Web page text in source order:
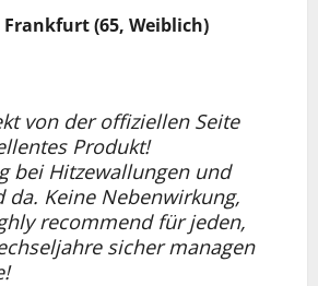
Frankfurt (65, Weiblich)
von der offiziellen Seite
Produkt!
bei Hitzewallungen und
da. Keine Nebenwirkung,
recommend für jeden,
sicher managen